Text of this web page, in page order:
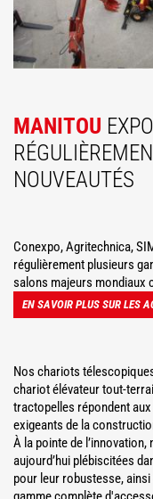
MANITOU
NOUVEAUTÉS
Conexpo, Agritechnica,
régulièrement plusieurs
salons majeurs mondiaux
EN SAVOIR PLUS SUR LES
Nos chariots
chariot élévateur tout-
tractopelles répondent
exigeants de la
À la pointe de
aujourd’hui plébiscitées
pour leur robustesse,